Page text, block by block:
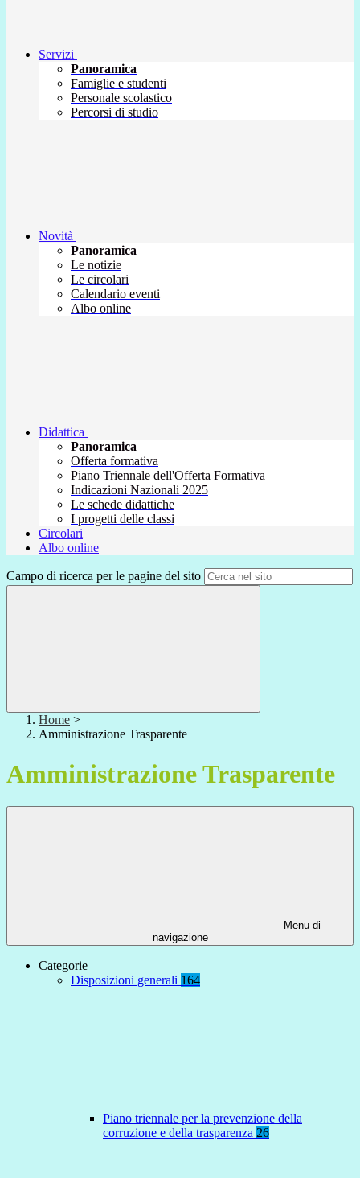
Servizi
Panoramica
Famiglie e studenti
Personale scolastico
Percorsi di studio
Novità
Panoramica
Le notizie
Le circolari
Calendario eventi
Albo online
Didattica
Panoramica
Offerta formativa
Piano Triennale dell'Offerta Formativa
Indicazioni Nazionali 2025
Le schede didattiche
I progetti delle classi
Circolari
Albo online
Campo di ricerca per le pagine del sito
Home >
Amministrazione Trasparente
Amministrazione Trasparente
Menu di
navigazione
Categorie
Disposizioni generali 164
Piano triennale per la prevenzione della
corruzione e della trasparenza 26